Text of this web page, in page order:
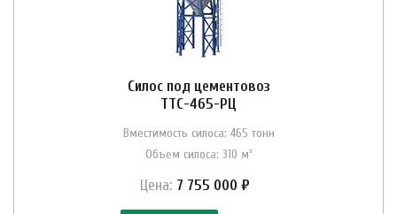
Силос под цементовоз
ТТС-465-РЦ
Вместимость силоса: 465 тонн
Объем силоса: 310 м³
Цена: 7 755 000 ₽